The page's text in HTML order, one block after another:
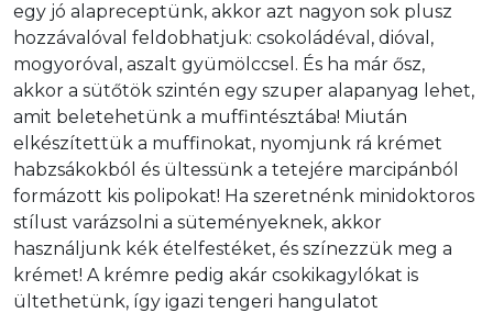
egy jó alapreceptünk, akkor azt nagyon sok plusz
hozzávalóval feldobhatjuk: csokoládéval, dióval,
mogyoróval, aszalt gyümölccsel. És ha már ősz,
akkor a sütőtök szintén egy szuper alapanyag lehet,
amit beletehetünk a muffintésztába! Miután
elkészítettük a muffinokat, nyomjunk rá krémet
habzsákokból és ültessünk a tetejére marcipánból
formázott kis polipokat! Ha szeretnénk minidoktoros
stílust varázsolni a süteményeknek, akkor
használjunk kék ételfestéket, és színezzük meg a
krémet! A krémre pedig akár csokikagylókat is
ültethetünk, így igazi tengeri hangulatot